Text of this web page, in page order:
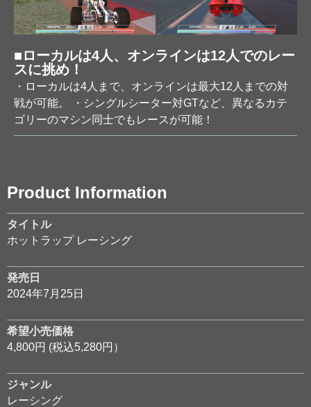
Product Information
タイトル
ホットラップ レーシング
発売日
2024年7月25日
希望小売価格
4,800円 (税込5,280円）
ジャンル
レーシング
■ローカルは4人、オンラインは12人でのレー
スに挑め！
・ローカルは4人まで、オンラインは最大12人までの対
戦が可能。 ・シングルシーター対GTなど、異なるカテ
ゴリーのマシン同士でもレースが可能！